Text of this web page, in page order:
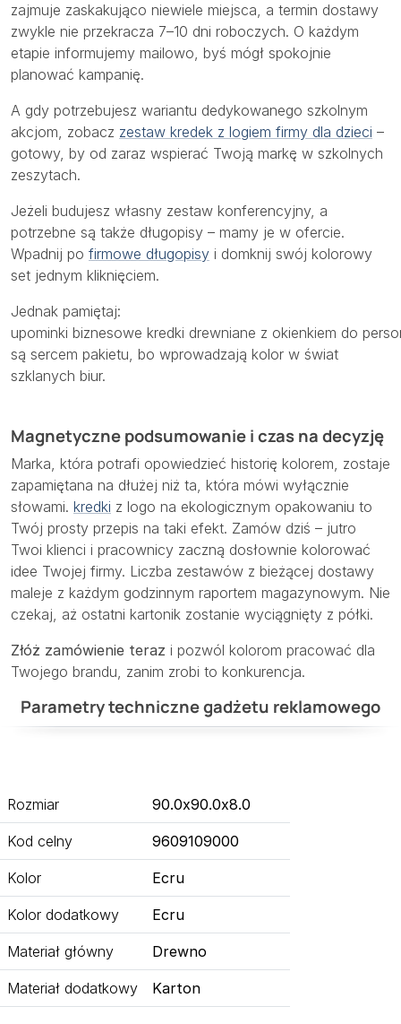
zajmuje zaskakująco niewiele miejsca, a termin dostawy
zwykle nie przekracza 7–10 dni roboczych. O każdym
etapie informujemy mailowo, byś mógł spokojnie
planować kampanię.
A gdy potrzebujesz wariantu dedykowanego szkolnym
akcjom, zobacz zestaw kredek z logiem firmy dla dzieci –
gotowy, by od zaraz wspierać Twoją markę w szkolnych
zeszytach.
Jeżeli budujesz własny zestaw konferencyjny, a
potrzebne są także długopisy – mamy je w ofercie.
Wpadnij po firmowe długopisy i domknij swój kolorowy
set jednym kliknięciem.
Jednak pamiętaj:
upominki biznesowe kredki drewniane z okienkiem do
są sercem pakietu, bo wprowadzają kolor w świat
szklanych biur.
Magnetyczne podsumowanie i czas na decyzję
Marka, która potrafi opowiedzieć historię kolorem, zostaje
zapamiętana na dłużej niż ta, która mówi wyłącznie
słowami. kredki z logo na ekologicznym opakowaniu to
Twój prosty przepis na taki efekt. Zamów dziś – jutro
Twoi klienci i pracownicy zaczną dosłownie kolorować
idee Twojej firmy. Liczba zestawów z bieżącej dostawy
maleje z każdym godzinnym raportem magazynowym. Nie
czekaj, aż ostatni kartonik zostanie wyciągnięty z półki.
Złóż zamówienie teraz i pozwól kolorom pracować dla
Twojego brandu, zanim zrobi to konkurencja.
Parametry techniczne gadżetu reklamowego
Rozmiar 90.0x90.0x8.0
Kod celny 9609109000
Kolor Ecru
Kolor dodatkowy Ecru
Materiał główny Drewno
Materiał dodatkowy Karton